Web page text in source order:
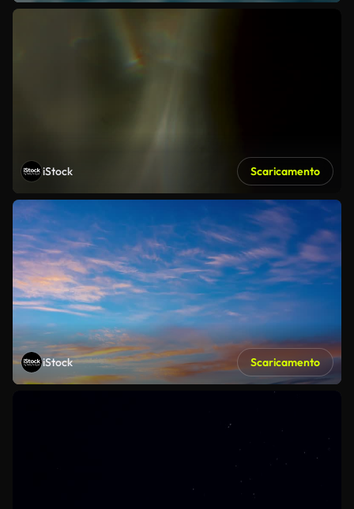
iStock Scaricamento
iStock Scaricamento